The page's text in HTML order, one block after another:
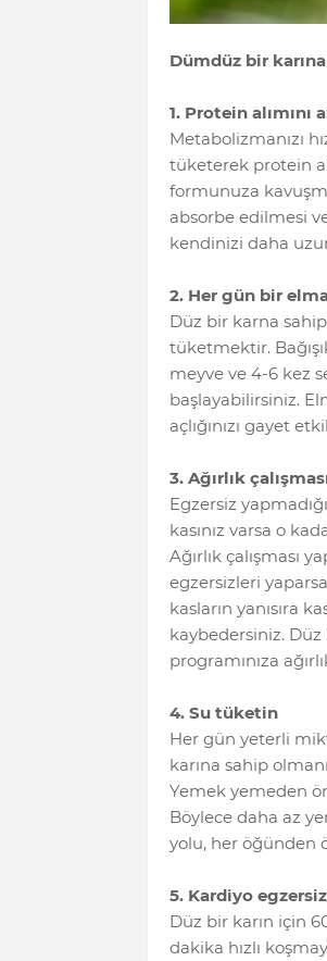
Dümdüz bir
1. Protein alımını
Metabolizmanızı
tüketerek protein
formunuza
absorbe edilmesi
kendinizi daha
2. Her gün bir
Düz bir karna
tüketmektir.
meyve ve 4-6 kez
başlayabilirsiniz.
açlığınızı gayet
3. Ağırlık
Egzersiz
kasınız varsa o
Ağırlık çalışması
egzersizleri
kasların yanısıra
kaybedersiniz.
programınıza
4. Su tüketin
Her gün yeterli
karına sahip
Yemek yemeden
Böylece daha az
yolu, her öğünden
5. Kardiyo
Düz bir karın için
dakika hızlı